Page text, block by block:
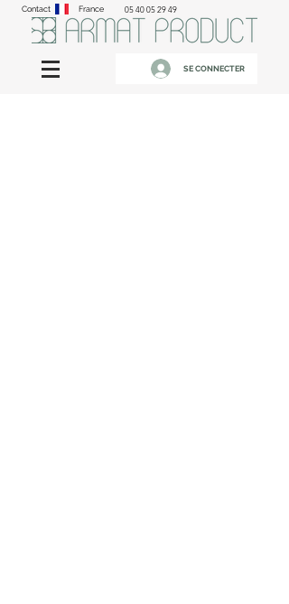
Contact France 05 40 05 29 49
SE CONNECTER